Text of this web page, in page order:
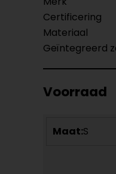
Certificering
Materiaal
Geïntegreerd
Voorraad
Maat:S